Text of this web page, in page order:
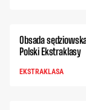
Obsada
Polski Ekstraklasy
EKSTRAKLASA